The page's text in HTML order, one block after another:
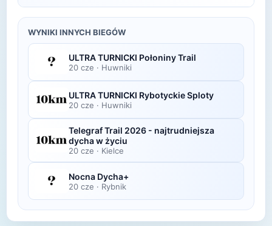
uczestników i w kategorii wiekowej.
organizatora po opublikowaniu oficjalnych
w ciągu kilku dni po zawodach na swojej stronie
lub fanpage'u na Facebooku.
WYNIKI INNYCH BIEGÓW
ULTRA TURNICKI Połoniny Trail
20 cze · Huwniki
ULTRA TURNICKI Rybotyckie Sploty
20 cze · Huwniki
Telegraf Trail 2026 - najtrudniejsza
dycha w życiu
20 cze · Kielce
Nocna Dycha+
20 cze · Rybnik